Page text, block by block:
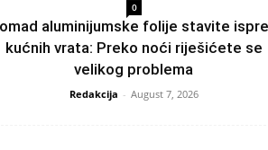
0
aluminijumske folije stavite
kućnih vrata: Preko noći riješićete se
velikog problema
Redakcija - August 7, 2026